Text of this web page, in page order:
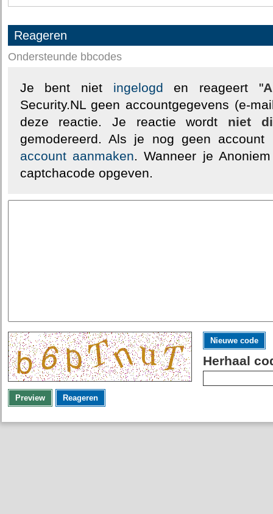
Reageren
Ondersteunde bbcodes
Je bent niet ingelogd en reageert "
Security.NL geen accountgegevens (e-
deze reactie. Je reactie wordt niet
gemodereerd. Als je nog geen
account aanmaken. Wanneer je
captchacode opgeven.
Nieuwe code
Herhaal
Preview Reageren